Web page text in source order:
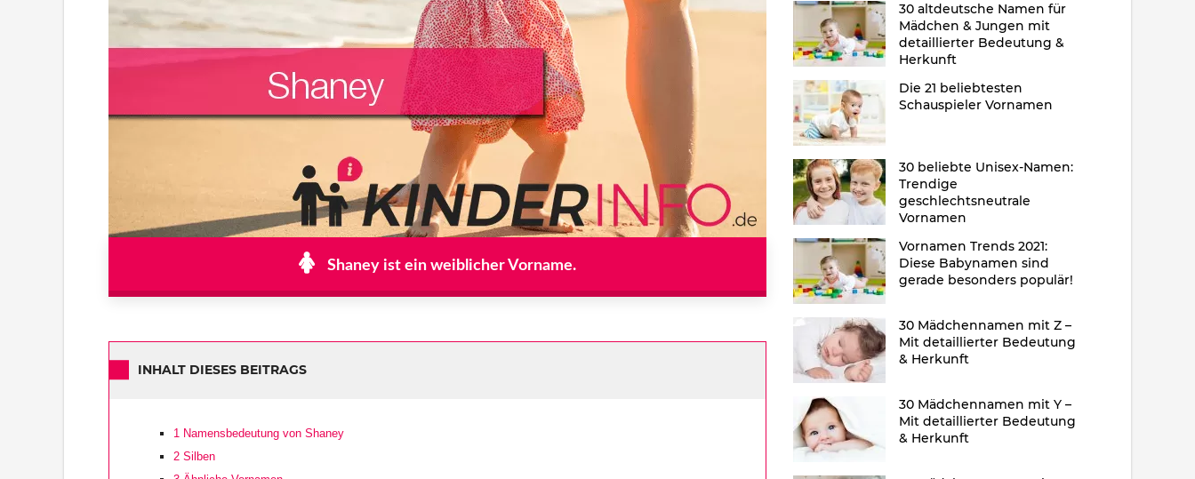
Shaney ist ein weiblicher Vorname.
INHALT DIESES BEITRAGS
1 Namensbedeutung von Shaney
2 Silben
30 altdeutsche Namen für
Mädchen & Jungen mit
detaillierter Bedeutung &
Herkunft
Die 21 beliebtesten
Schauspieler Vornamen
30 beliebte Unisex-Namen:
Trendige
geschlechtsneutrale
Vornamen
Vornamen Trends 2021:
Diese Babynamen sind
gerade besonders populär!
30 Mädchennamen mit Z –
Mit detaillierter Bedeutung
& Herkunft
30 Mädchennamen mit Y –
Mit detaillierter Bedeutung
& Herkunft